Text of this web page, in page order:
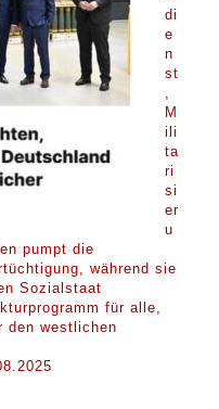
di
e
n
st
,
M
ili
ta
ri
si
er
u
pumpt die
während sie
Sozialstaat
für alle,
den westlichen